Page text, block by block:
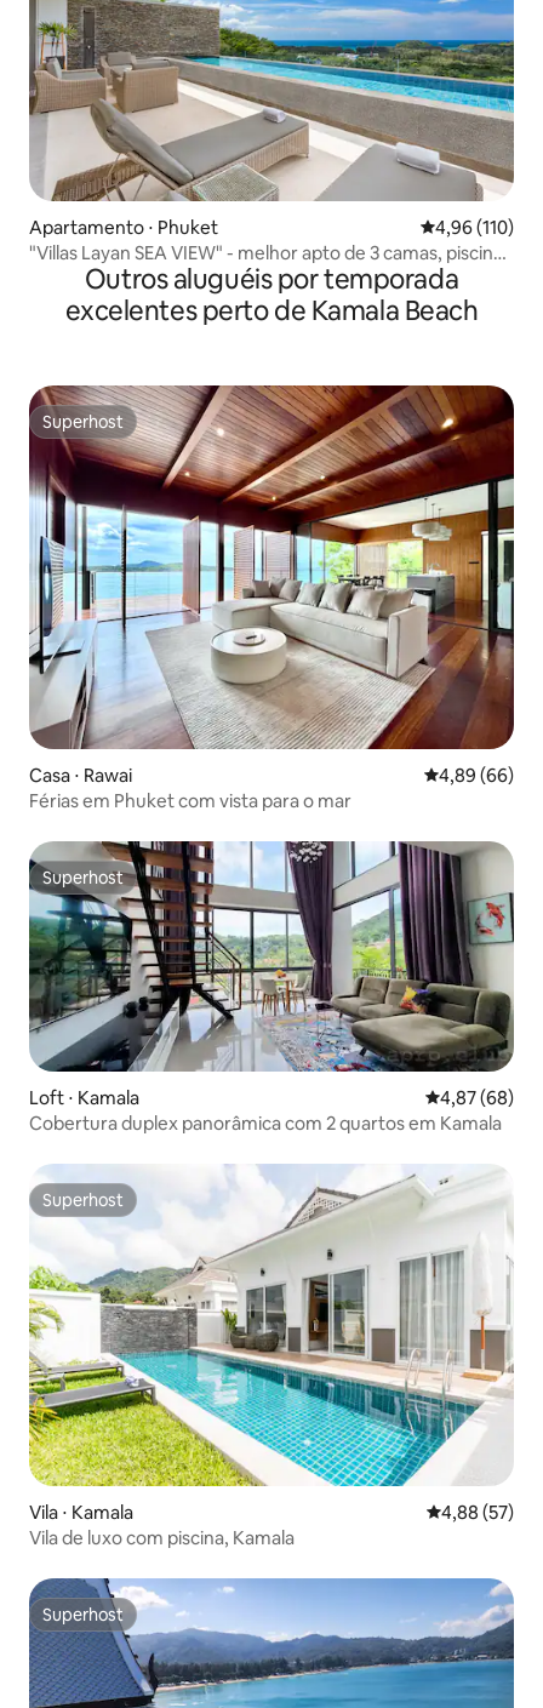
Apartamento ⋅ Phuket 4,96 de uma
4,96 (110)
"Villas Layan SEA VIEW" - melhor apto de 3 camas, piscina
de 11 mOutros aluguéis por temporada
excelentes perto de Kamala Beach
Superhost
Superhost
Casa ⋅ Rawai 4,89 de uma
4,89 (66)
Férias em Phuket com vista para o mar
Superhost
Superhost
Loft ⋅ Kamala 4,87 de uma
4,87 (68)
Cobertura duplex panorâmica com 2 quartos em Kamala
Superhost
Superhost
Vila ⋅ Kamala 4,88 de uma
4,88 (57)
Vila de luxo com piscina, Kamala
Superhost
Superhost